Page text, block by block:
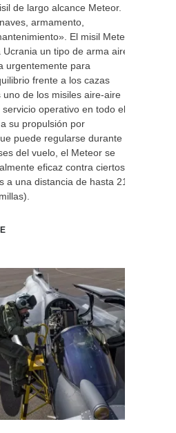
de largo alcance Meteor.
armamento,
El misil Meteor
un tipo de arma aire-
urgentemente para
frente a los cazas
uno de los misiles aire-aire
operativo en todo el
su propulsión por
puede regularse durante
del vuelo, el Meteor se
eficaz contra ciertos
a una distancia de hasta 210